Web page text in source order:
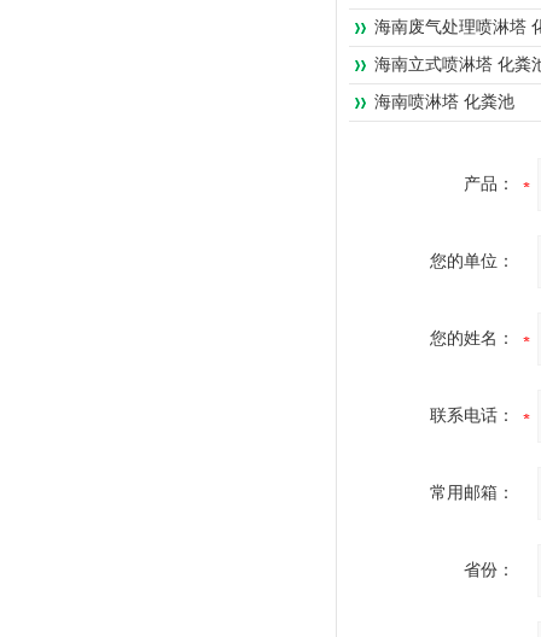
海南废气处理喷淋塔
海南立式喷淋塔 化粪
海南喷淋塔 化粪池
产品：
您的单位：
您的姓名：
联系电话：
常用邮箱：
省份：